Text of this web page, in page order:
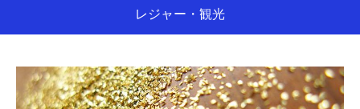
レジャー・観光